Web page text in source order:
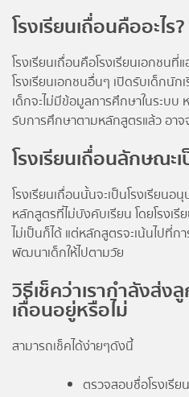
โรงเรียนเถื่อนคืออะไร?
โรงเรียนเถื่อนคือโรงเรียนเอกชนที่
โรงเรียนเอกชนอื่นๆ เปิดรับเด็กนัก
เด็กจะไม่มีข้อมูลการศึกษาในระบบ
รับการศึกษาตามหลักสูตรแล้ว อา
โรงเรียนเถื่อนลักษณะ
โรงเรียนเถื่อนนั้นจะเป็นโรงเรียน
หลักสูตรที่ไม่บังคับเรียน โดยโรงเ
ไม่เป็นก็ได้ แต่หลักสูตรจะเน้นไปที่
พัฒนาเด็กให้ไปตามวัย
วิธีเช็คว่าเรากำลังส่ง
เถื่อนอยู่หรือไม่
สามารถเช็คได้ง่ายๆดังนี้
ตรวจสอบชื่อโรงเรี